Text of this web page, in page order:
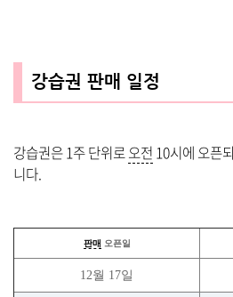
강습권 판매 일정
강습권은 1주 단위로오전 10시에 오픈
니다.
판매 오픈일
12월 17일